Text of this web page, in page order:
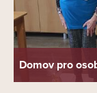
Domov pro